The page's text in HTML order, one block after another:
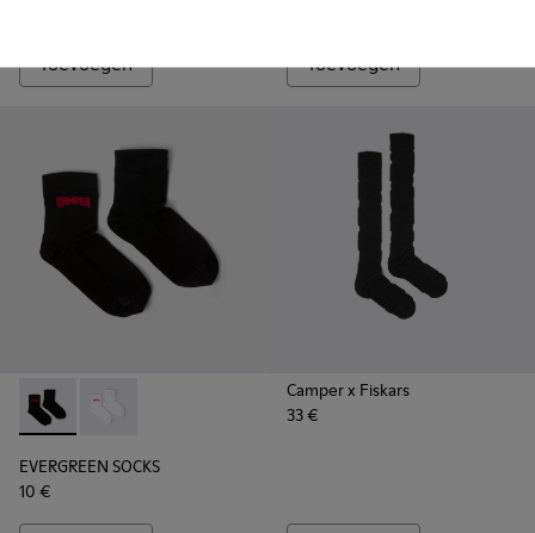
Toevoegen Toevoegen
EVERGREEN SOCKS - KA00061-001 - Zwarte sokken van
EVERGREEN SOCKS - KA00061-002
EVERGREEN SOCKS
10 €
Camper x Fiskars
33 €